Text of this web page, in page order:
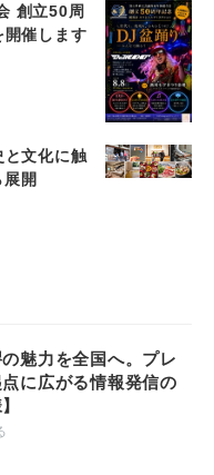
創立50周
催します
と文化に触
開
魅力を全国へ。プレ
に広がる情報発信の